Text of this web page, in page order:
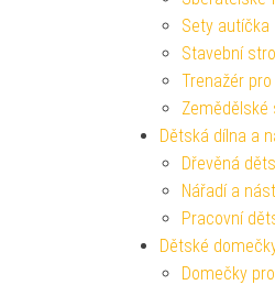
Sety autíčka
Stavební
Trenažér
Zemědělské
Dětská dílna a
Dřevěná
Nářadí a
Pracovní
Dětské
Domečky